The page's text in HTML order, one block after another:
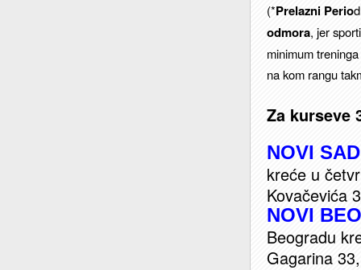
(*Prelazni Perio
odmora, jer
minimum
na kom rangu
Za kurseve
NOVI
kreće u
Kovačevića
NOVI
Beogradu
Gagarina